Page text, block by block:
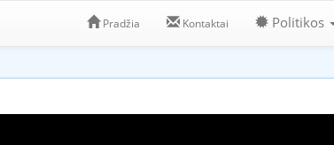
Pradžia Kontaktai Politikos